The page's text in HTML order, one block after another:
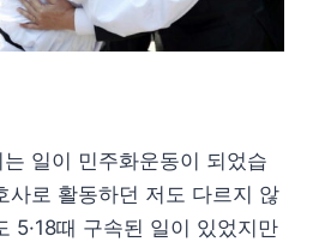
일이 민주화운동이 되었습
사로 활동하던 저도 다르지 않
5·18때 구속된 일이 있었지만